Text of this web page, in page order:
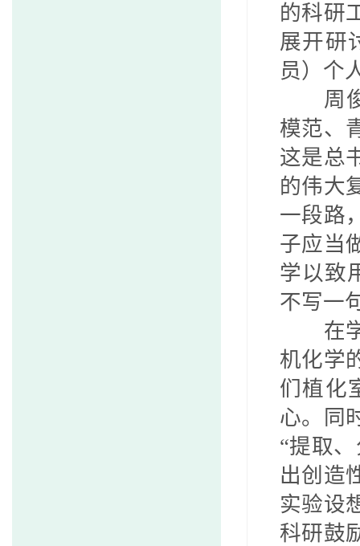
的科研
展开研
员）个
周
模范、
这是总
的伟大
一段路
子应当
学以致
不写一
在
机化学
们植化
心。同
“提取
出创造
实验设
科研鼓